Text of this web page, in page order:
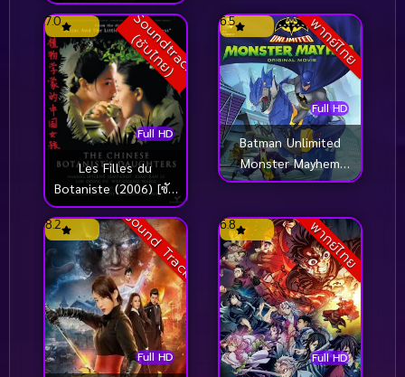
S
o
u
n
d
t
r
a
c
k
(
ซั
บ
ไ
ท
ย
)
Full HD
7.0
Les Filles du
Botaniste (2006) [ซับ
ไทย]
พากย์ไทย
Full HD
6.5
Batman Unlimited
Monster Mayhem
(2015) แบทแมน ถล่ม
Sound Track
Full HD
8.2 พากย์ไทย
Full HD
6.8